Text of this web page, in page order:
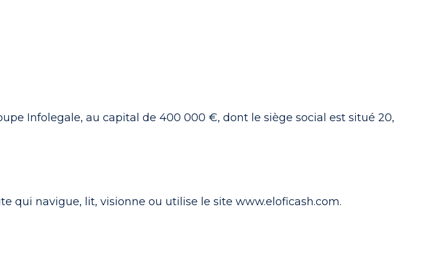
Infolegale, au capital de 400 000 €, dont le siège social est situé 20,
qui navigue, lit, visionne ou utilise le site www.eloficash.com.